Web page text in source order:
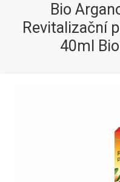
Bio
Revitalizační
40ml